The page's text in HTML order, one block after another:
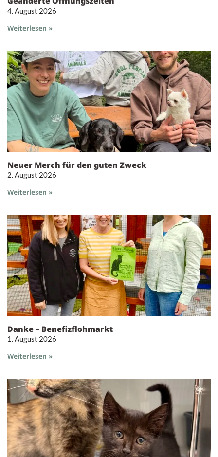
4. August 2026
Weiterlesen »
Neuer Merch für den guten Zweck
2. August 2026
Weiterlesen »
Danke – Benefizflohmarkt
1. August 2026
Weiterlesen »